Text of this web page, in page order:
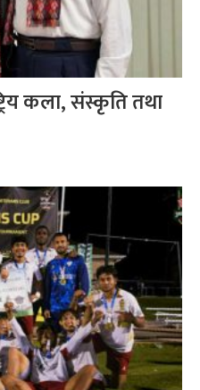
कला, संस्कृति तथा